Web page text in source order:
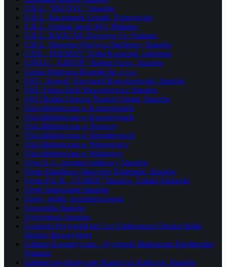
F.H.U. ”RD DYL” Staszów
F.H.U. Kaczmarek Leszek, Zimnowoda
F.H.U. Optima Jacek Myl, Połaniec
F.H.U. RADCAR Zbigniew Fic Połaniec
F.H.U. Skowron Pokrycia Dachowe, Staszów
F.P.H. „POEMAT” Zofia Kwiecień, cukiernia
F.P.H.U. „ERTON” Robert Faron, Staszów
Farma Wiatrowa Bogoria Sp. z o.o.
FHU „Kowal” Krzysztof Kowalczewski, Staszów
FHU Fokus Emil Wawrzkiewicz Staszów
FHU Rodan Dariusz Nowak Ossala, Staszów
Filia biblioteczna w Koniemłotach
Filia biblioteczna w Kurozwękach
Filia Biblioteczna w Ruszczy
Filia biblioteczna w Sztombergach
Filia biblioteczna w Wiązownicy
Filia biblioteczna w Wiśniowej
Fines S.A. operator bankowy, Staszów
Firma Handlowa Sławomir Nasternak, Staszów
Firma P.U.H. „CUBER” Staszów, Zakład Szklarski
Firmy budowlane Staszów
Firmy, spółki, przedsiębiorstwa
Fotografia Staszów
Fryzjerstwo Staszów
Fundacja Przyjaciół ku Czci Cudownego Obrazu Matki
Boskiej Bogoryjskiej
Gabinet Kosmetyczno – Fryzjerski Małgorzata Putelbergier,
Połaniec
Gabinet psychiatryczny Katarzyna Kielczyk, Staszów